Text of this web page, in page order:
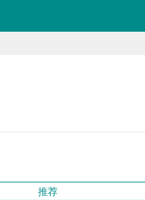
推荐